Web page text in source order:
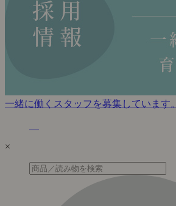
一緒に働くスタッフを募集しています。
×